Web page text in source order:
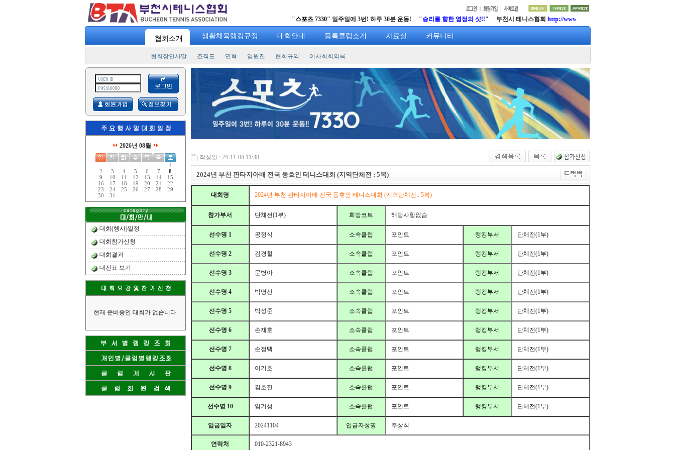
스포츠 7330" 일주일에 3번! 하루 30분 운동! " 승리를 향한 열정의 샷!! " 부천시 테니스협회http://www.lifetennis.org
협회소개 생활체육랭킹규정 대회안내 등록클럽소개 자료실 커뮤니티
협회장인사말 조직도 연혁 임원진 협회규약 이사회회의록
2026년 08월
1
2
3 4 5 6 7
8
9
10 11 12 13 14
15
16
17 18 19 20 21
22
23
24 25 26 27 28
29
30
31
대회(행사)일정
대회참가신청
대회결과
대진표 보기
현재 준비중인 대회가 없습니다.
작성일 : 24-11-04 11:38
2024년 부천 판타지아배 전국 동호인 테니스대회 (지역단체전 : 5복)
대회명 2024년 부천 판타지아배 전국 동호인 테니스대회 (지역단체전 : 5복)
참가부서 단체전(1부) 희망코트 해당사항없슴
선수명 1 공정식 소속클럽 포인트 랭킹부서 단체전(1부)
선수명 2 김경철 소속클럽 포인트 랭킹부서 단체전(1부)
선수명 3 문병아 소속클럽 포인트 랭킹부서 단체전(1부)
선수명 4 박명선 소속클럽 포인트 랭킹부서 단체전(1부)
선수명 5 박성준 소속클럽 포인트 랭킹부서 단체전(1부)
선수명 6 손재호 소속클럽 포인트 랭킹부서 단체전(1부)
선수명 7 손정택 소속클럽 포인트 랭킹부서 단체전(1부)
선수명 8 이기호 소속클럽 포인트 랭킹부서 단체전(1부)
선수명 9 김호진 소속클럽 포인트 랭킹부서 단체전(1부)
선수명 10 임기성 소속클럽 포인트 랭킹부서 단체전(1부)
입금일자 20241104 입금자성명 주상식
연락처 010-2321-8943